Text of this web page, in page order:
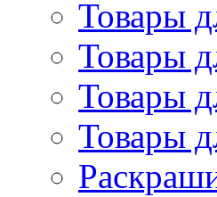
Товары
Товары
Товары
Товары